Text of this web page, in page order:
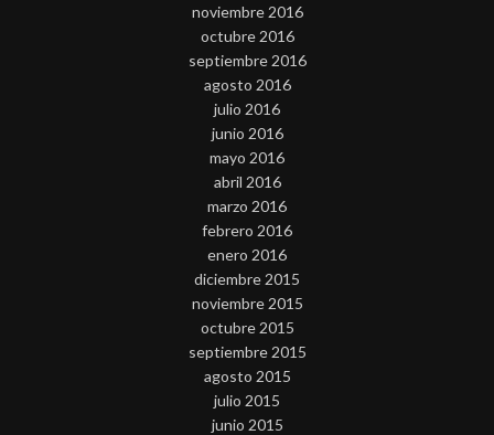
noviembre 2016
octubre 2016
septiembre 2016
agosto 2016
julio 2016
junio 2016
mayo 2016
abril 2016
marzo 2016
febrero 2016
enero 2016
diciembre 2015
noviembre 2015
octubre 2015
septiembre 2015
agosto 2015
julio 2015
junio 2015